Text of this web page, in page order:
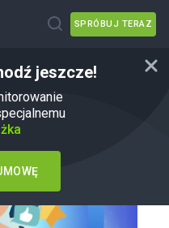
SPRÓBUJ TERAZ
jeszcze!